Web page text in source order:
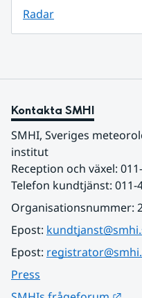
Radar
Kontakta SMHI
SMHI, Sveriges
institut
Reception och växel:
Telefon kundtjänst: 011-
Organisationsnummer:
Epost:
Epost:
Press